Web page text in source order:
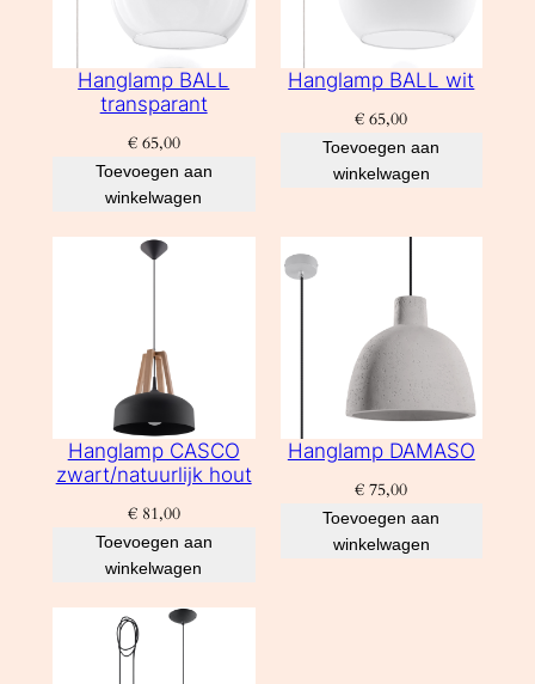
Hanglamp BALL
transparant
€65,00
Toevoegen aan
winkelwagen
Hanglamp BALL wit
€ 65,00
Toevoegen aan
winkelwagen
Hanglamp CASCO
zwart/natuurlijk hout
€81,00
Toevoegen aan
winkelwagen
Hanglamp DAMASO
€ 75,00
Toevoegen aan
winkelwagen